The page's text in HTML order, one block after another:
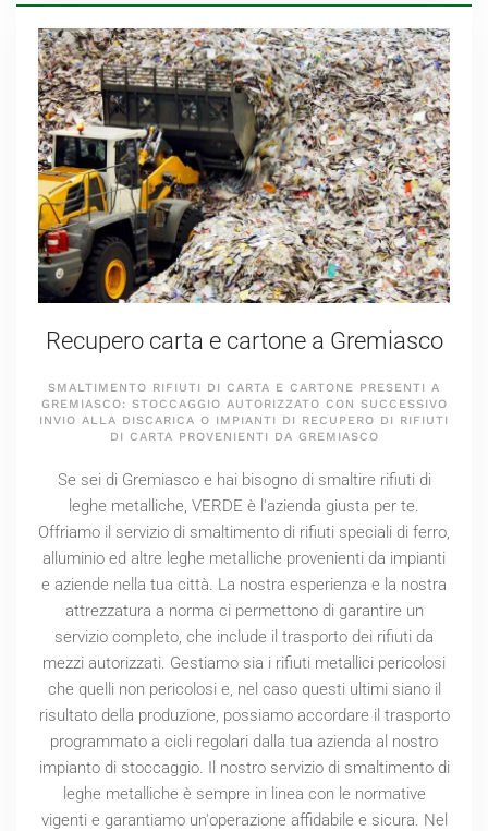
Recupero carta e cartone a Gremiasco
SMALTIMENTO RIFIUTI DI CARTA E CARTONE PRESENTI A
GREMIASCO: STOCCAGGIO AUTORIZZATO CON SUCCESSIVO
INVIO ALLA DISCARICA O IMPIANTI DI RECUPERO DI RIFIUTI
DI CARTA PROVENIENTI DA GREMIASCO
Se sei di Gremiasco e hai bisogno di smaltire rifiuti di
leghe metalliche, VERDE è l'azienda giusta per te.
Offriamo il servizio di smaltimento di rifiuti speciali di ferro,
alluminio ed altre leghe metalliche provenienti da impianti
e aziende nella tua città. La nostra esperienza e la nostra
attrezzatura a norma ci permettono di garantire un
servizio completo, che include il trasporto dei rifiuti da
mezzi autorizzati. Gestiamo sia i rifiuti metallici pericolosi
che quelli non pericolosi e, nel caso questi ultimi siano il
risultato della produzione, possiamo accordare il trasporto
programmato a cicli regolari dalla tua azienda al nostro
impianto di stoccaggio. Il nostro servizio di smaltimento di
leghe metalliche è sempre in linea con le normative
vigenti e garantiamo un'operazione affidabile e sicura. Nel